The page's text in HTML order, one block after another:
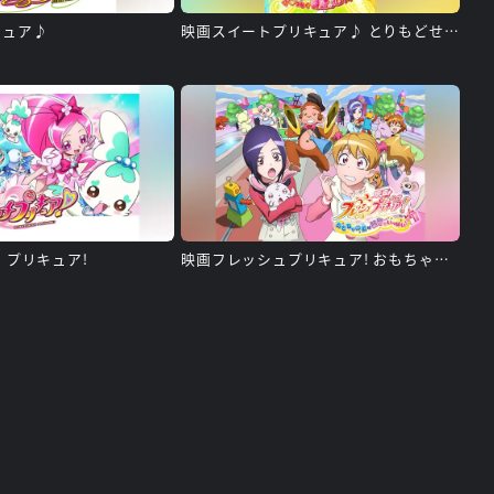
ュア♪ 映画スイートプリキュア♪ とりもどせ!心がつなぐ奇跡のメロディ♪
プリキュア! 映画フレッシュプリキュア! おもちゃの国は秘密がいっぱい!?